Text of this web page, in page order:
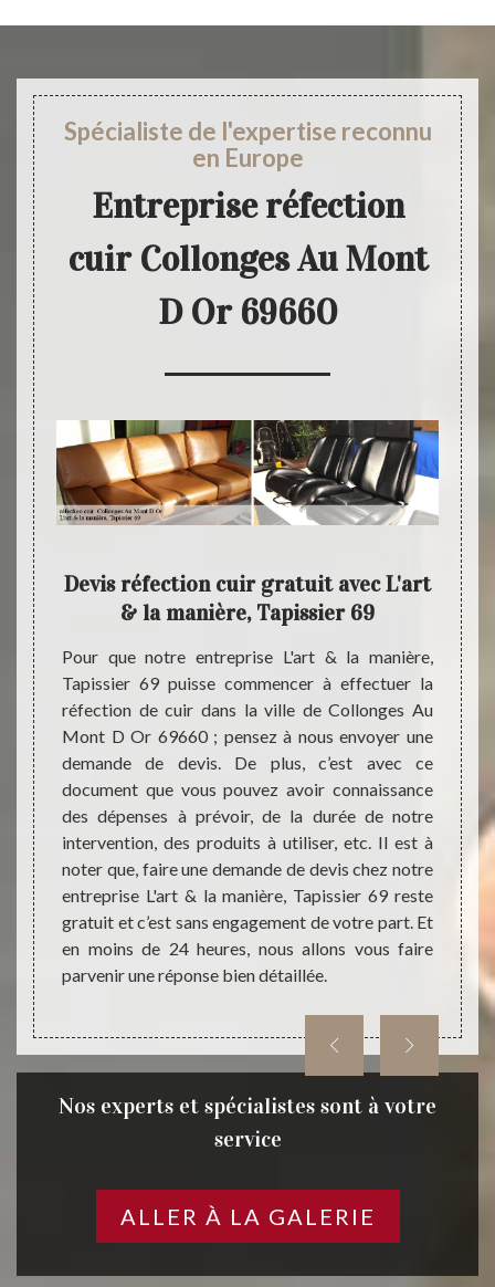
Spécialiste de l'expertise reconnu
en Europe
Entreprise réfection
cuir Collonges Au Mont
D Or 69660
ou le
à
faire
D
que
la
& la
Devis réfection cuir gratuit avec L'art
& la manière, Tapissier 69
Pour que notre entreprise L'art & la manière,
Tapissier 69 puisse commencer à effectuer la
réfection de cuir dans la ville de Collonges Au
Mont D Or 69660 ; pensez à nous envoyer une
demande de devis. De plus, c’est avec ce
document que vous pouvez avoir connaissance
des dépenses à prévoir, de la durée de notre
intervention, des produits à utiliser, etc. Il est à
noter que, faire une demande de devis chez notre
entreprise L'art & la manière, Tapissier 69 reste
gratuit et c’est sans engagement de votre part. Et
en moins de 24 heures, nous allons vous faire
parvenir une réponse bien détaillée.
Si le
dans
Nos experts et spécialistes sont à votre
service
ALLER À LA GALERIE